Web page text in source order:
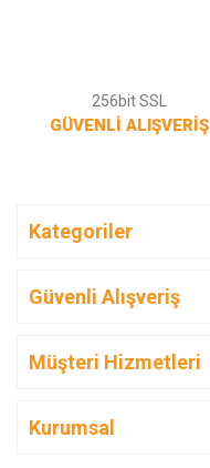
256bit SSL
GÜVENLİ ALIŞVERİŞ
Kategoriler
Güvenli Alışveriş
Müşteri Hizmetleri
Kurumsal